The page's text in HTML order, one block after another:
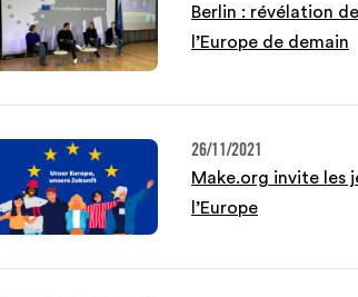
Berlin : révélation
l’Europe de demain
26/11/2021
Make.org invite les
l’Europe